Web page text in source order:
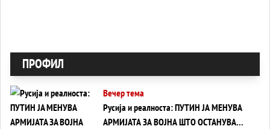
ПРОФИЛ
Вечер тема
Русија и реалноста: ПУТИН ЈА МЕНУВА
АРМИЈАТА ЗА ВОЈНА ШТО ОСТАНУВА